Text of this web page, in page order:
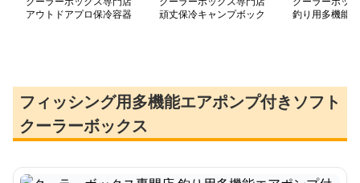
アウトドアプロ保冷容器
頑丈保冷キャンプボック
釣り用多機能
フィッシング用多機能エアポンプ付きソフト
クーラーボックス